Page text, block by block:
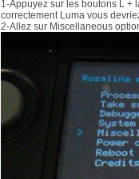
1-Appuyez sur les boutons L +
correctement Luma vous
2-Allez sur Miscellaneous